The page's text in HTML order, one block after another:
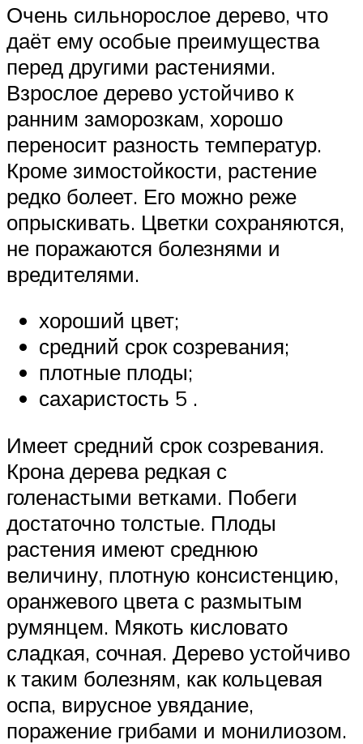
Очень сильнорослое дерево, что
даёт ему особые преимущества
перед другими растениями.
Взрослое дерево устойчиво к
ранним заморозкам, хорошо
переносит разность температур.
Кроме зимостойкости, растение
редко болеет. Его можно реже
опрыскивать. Цветки сохраняются,
не поражаются болезнями и
вредителями.
хороший цвет;
средний срок созревания;
плотные плоды;
сахаристость 5 .
Имеет средний срок созревания.
Крона дерева редкая с
голенастыми ветками. Побеги
достаточно толстые. Плоды
растения имеют среднюю
величину, плотную консистенцию,
оранжевого цвета с размытым
румянцем. Мякоть кисловато
сладкая, сочная. Дерево устойчиво
к таким болезням, как кольцевая
оспа, вирусное увядание,
поражение грибами и монилиозом.